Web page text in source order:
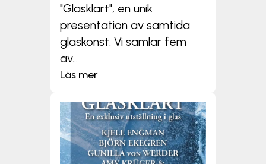
"Glasklart", en unik
presentation av samtida
glaskonst. Vi samlar fem
av...
Läs mer